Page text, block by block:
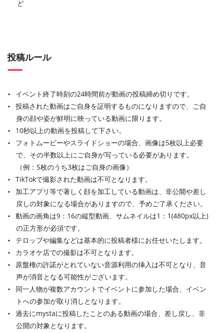
ど
投稿ルール
イベント終了時刻の24時間前が動画の投稿締め切りです。
投稿された動画はご自身を証明するものになりますので、ご自
身の顔や姿が鮮明に映っている動画に限ります。
10秒以上の動画を投稿して下さい。
フォトムービーやスライドショーの場合、画像は5枚以上必要
で、その半数以上にご自身が写っている必要があります。
（例：5枚のうち3枚はご自身の画像）
TikTokで撮影された動画は不可となります。
加工アプリ等で著しく顔を加工している動画は、非公開や差し
戻しの対象になる場合がありますので、予めご了承ください。
動画の画角は9：16の縦型動画、サムネイルは1：1(480px以上)
の正方形が必須です。
テロップや編集などは基本的に投稿者様にお任せいたします。
カラオケ店での撮影は不可となります。
原盤権の許諾がとれていない音源利用の挿入は不可となり、音
声が消音となる可能性がございます。
同一人物が複数アカウントでイベントに参加した場合、イベン
トへの参加が取り消しとなります。
過去にmystaに投稿したことのある動画の場合、差し戻し、非
公開の対象となります。